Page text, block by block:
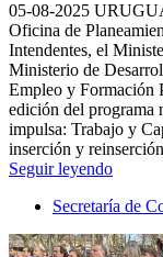
05-08-2025
Oficina de
Intendentes, el
Ministerio de
Empleo y Formación
edición del programa
impulsa: Trabajo y
inserción y
Seguir leyendo
Secretaría de